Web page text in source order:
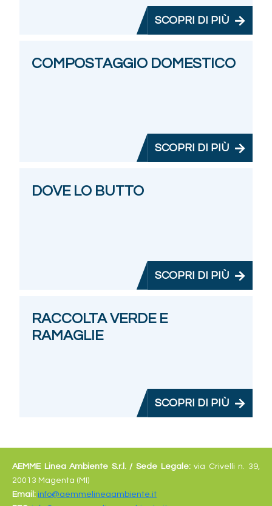
SCOPRI DI PIÙ
COMPOSTAGGIO DOMESTICO
SCOPRI DI PIÙ
DOVE LO BUTTO
SCOPRI DI PIÙ
RACCOLTA VERDE E
RAMAGLIE
SCOPRI DI PIÙ
AEMME Linea Ambiente S.r.l. / Sede Legale:via Crivelli n. 39,
20013 Magenta (MI)
Email: info@aemmelineaambiente.it